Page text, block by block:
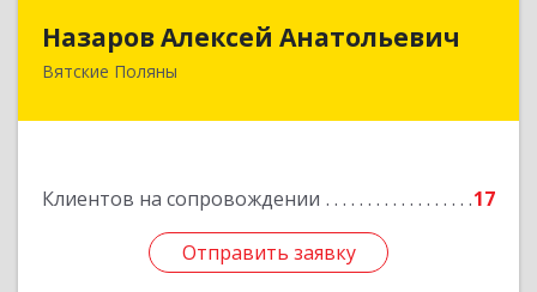
Назаров Алексей Анатольевич
Вятские Поляны
Клиентов на сопровождении 17
Отправить заявку
Назаров Алексей Анатольевич
612964,Кировская обл,город Вятские Поляны
Отправить заявку